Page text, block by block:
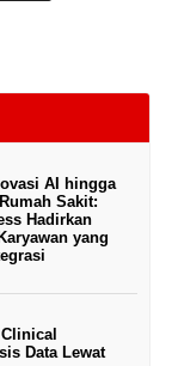
AI hingga
Sakit:
Hadirkan
yang
Data Lewat